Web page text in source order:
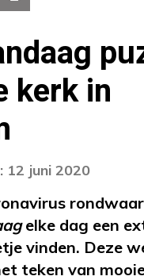
kerk in
12 juni 2020
elke dag een
vinden. Deze
teken van